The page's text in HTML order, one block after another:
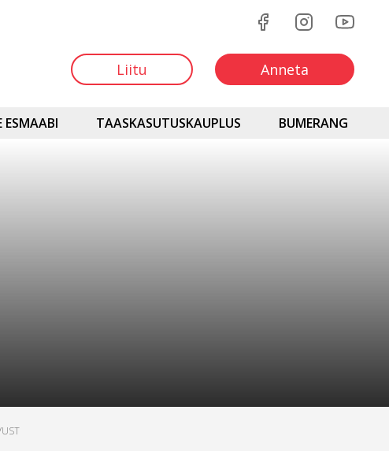
Liitu Anneta
ESMAABI TAASKASUTUSKAUPLUS BUMERANG